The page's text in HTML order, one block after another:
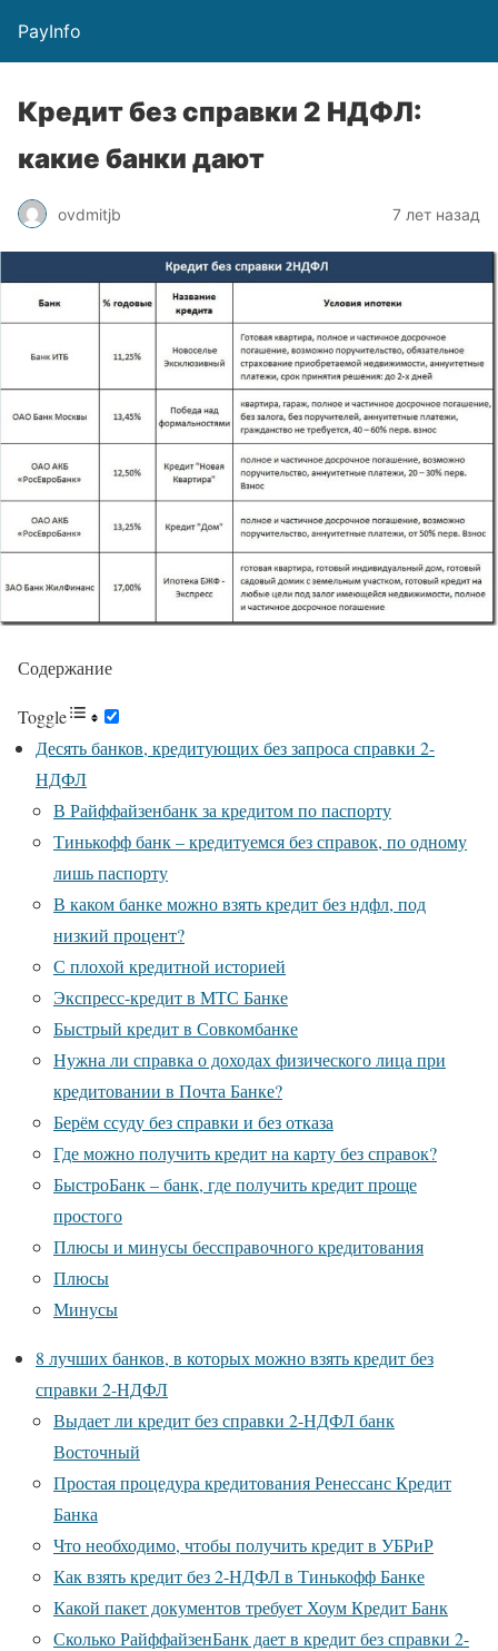
PayInfo
Кредит без справки 2 НДФЛ:
какие банки дают
ovdmitjb 7 лет назад
Содержание
Toggle
Десять банков, кредитующих без запроса справки 2-
НДФЛ
В Райффайзенбанк за кредитом по паспорту
Тинькофф банк – кредитуемся без справок, по одному
лишь паспорту
В каком банке можно взять кредит без ндфл, под
низкий процент?
С плохой кредитной историей
Экспресс-кредит в МТС Банке
Быстрый кредит в Совкомбанке
Нужна ли справка о доходах физического лица при
кредитовании в Почта Банке?
Берём ссуду без справки и без отказа
Где можно получить кредит на карту без справок?
БыстроБанк – банк, где получить кредит проще
простого
Плюсы и минусы бессправочного кредитования
Плюсы
Минусы
8 лучших банков, в которых можно взять кредит без
справки 2-НДФЛ
Выдает ли кредит без справки 2-НДФЛ банк
Восточный
Простая процедура кредитования Ренессанс Кредит
Банка
Что необходимо, чтобы получить кредит в УБРиР
Как взять кредит без 2-НДФЛ в Тинькофф Банке
Какой пакет документов требует Хоум Кредит Банк
Сколько РайффайзенБанк дает в кредит без справки 2-